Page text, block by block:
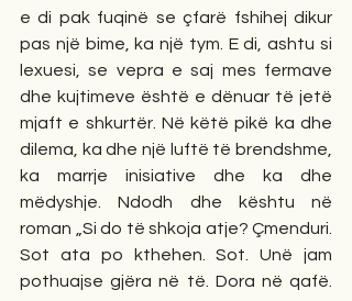
e di pak fuqinë se çfarë fshihej dikur
pas një bime, ka një tym. E di, ashtu si
lexuesi, se vepra e saj mes fermave
dhe kujtimeve është e dënuar të jetë
mjaft e shkurtër. Në këtë pikë ka dhe
dilema, ka dhe një luftë të brendshme,
ka marrje inisiative dhe ka dhe
mëdyshje. Ndodh dhe kështu në
roman „Si do të shkoja atje? Çmenduri.
Sot ata po kthehen. Sot. Unë jam
pothuajse gjëra në të. Dora në qafë.